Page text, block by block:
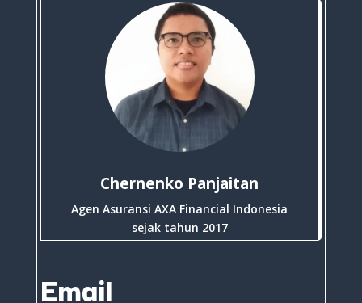
Chernenko Panjaitan
Agen Asuransi AXA Financial Indonesia
sejak tahun 2017
Email